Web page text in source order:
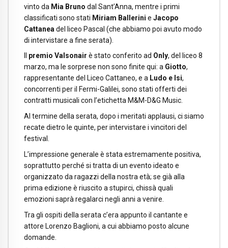
vinto da Mia Bruno dal Sant’Anna, mentre i primi
classificati sono stati Miriam Ballerini e Jacopo
Cattanea del liceo Pascal (che abbiamo poi avuto modo
di intervistare a fine serata).
premio Valsonair è stato conferito ad Only, del liceo 8
marzo, ma le sorprese non sono finite qui: a Giotto,
rappresentante del Liceo Cattaneo, e a Ludo e Isi,
concorrenti per il Fermi-Galilei, sono stati offerti dei
contratti musicali con l’etichetta M&M-D&G Music.
Al termine della serata, dopo i meritati applausi, ci siamo
recate dietro le quinte, per intervistare i vincitori del
festival.
L’impressione generale è stata estremamente positiva,
soprattutto perché si tratta di un evento ideato e
organizzato da ragazzi della nostra età; se già alla
prima edizione è riuscito a stupirci, chissà quali
emozioni saprà regalarci negli anni a venire.
Tra gli ospiti della serata c’era appunto il cantante e
attore Lorenzo Baglioni, a cui abbiamo posto alcune
domande.